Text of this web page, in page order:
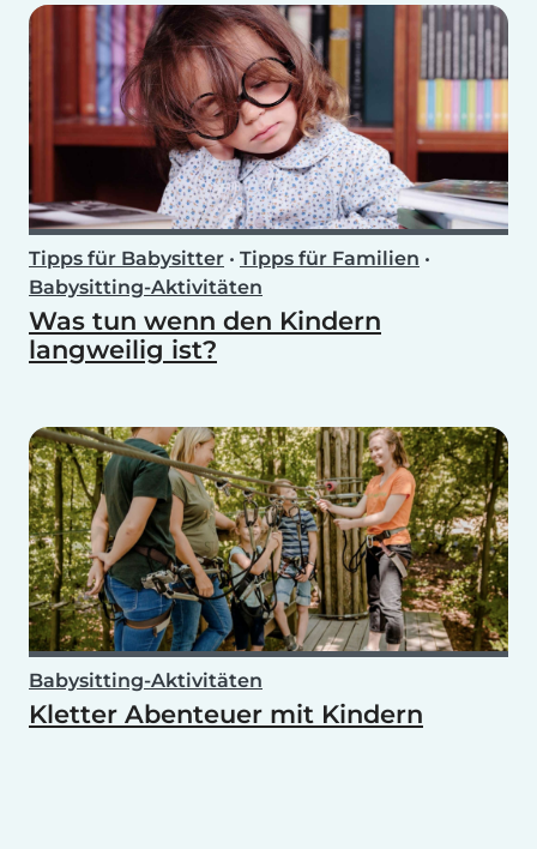
Tipps für Babysitter • Tipps für Familien •
Babysitting-Aktivitäten
Was tun wenn den Kindern
langweilig ist?
Babysitting-Aktivitäten
Kletter Abenteuer mit Kindern